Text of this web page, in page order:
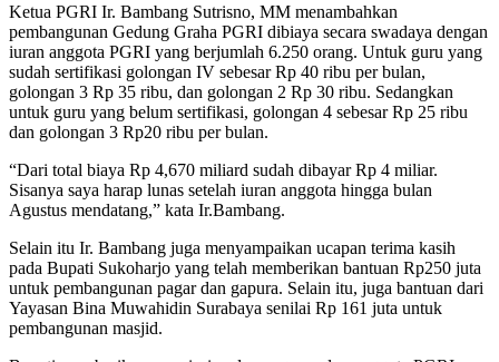
Ketua PGRI Ir. Bambang Sutrisno, MM menambahkan
pembangunan Gedung Graha PGRI dibiaya secara swadaya dengan
iuran anggota PGRI yang berjumlah 6.250 orang. Untuk guru yang
sudah sertifikasi golongan IV sebesar Rp 40 ribu per bulan,
golongan 3 Rp 35 ribu, dan golongan 2 Rp 30 ribu. Sedangkan
untuk guru yang belum sertifikasi, golongan 4 sebesar Rp 25 ribu
dan golongan 3 Rp20 ribu per bulan.
“Dari total biaya Rp 4,670 miliard sudah dibayar Rp 4 miliar.
Sisanya saya harap lunas setelah iuran anggota hingga bulan
Agustus mendatang,” kata Ir.Bambang.
Selain itu Ir. Bambang juga menyampaikan ucapan terima kasih
pada Bupati Sukoharjo yang telah memberikan bantuan Rp250 juta
untuk pembangunan pagar dan gapura. Selain itu, juga bantuan dari
Yayasan Bina Muwahidin Surabaya senilai Rp 161 juta untuk
pembangunan masjid.